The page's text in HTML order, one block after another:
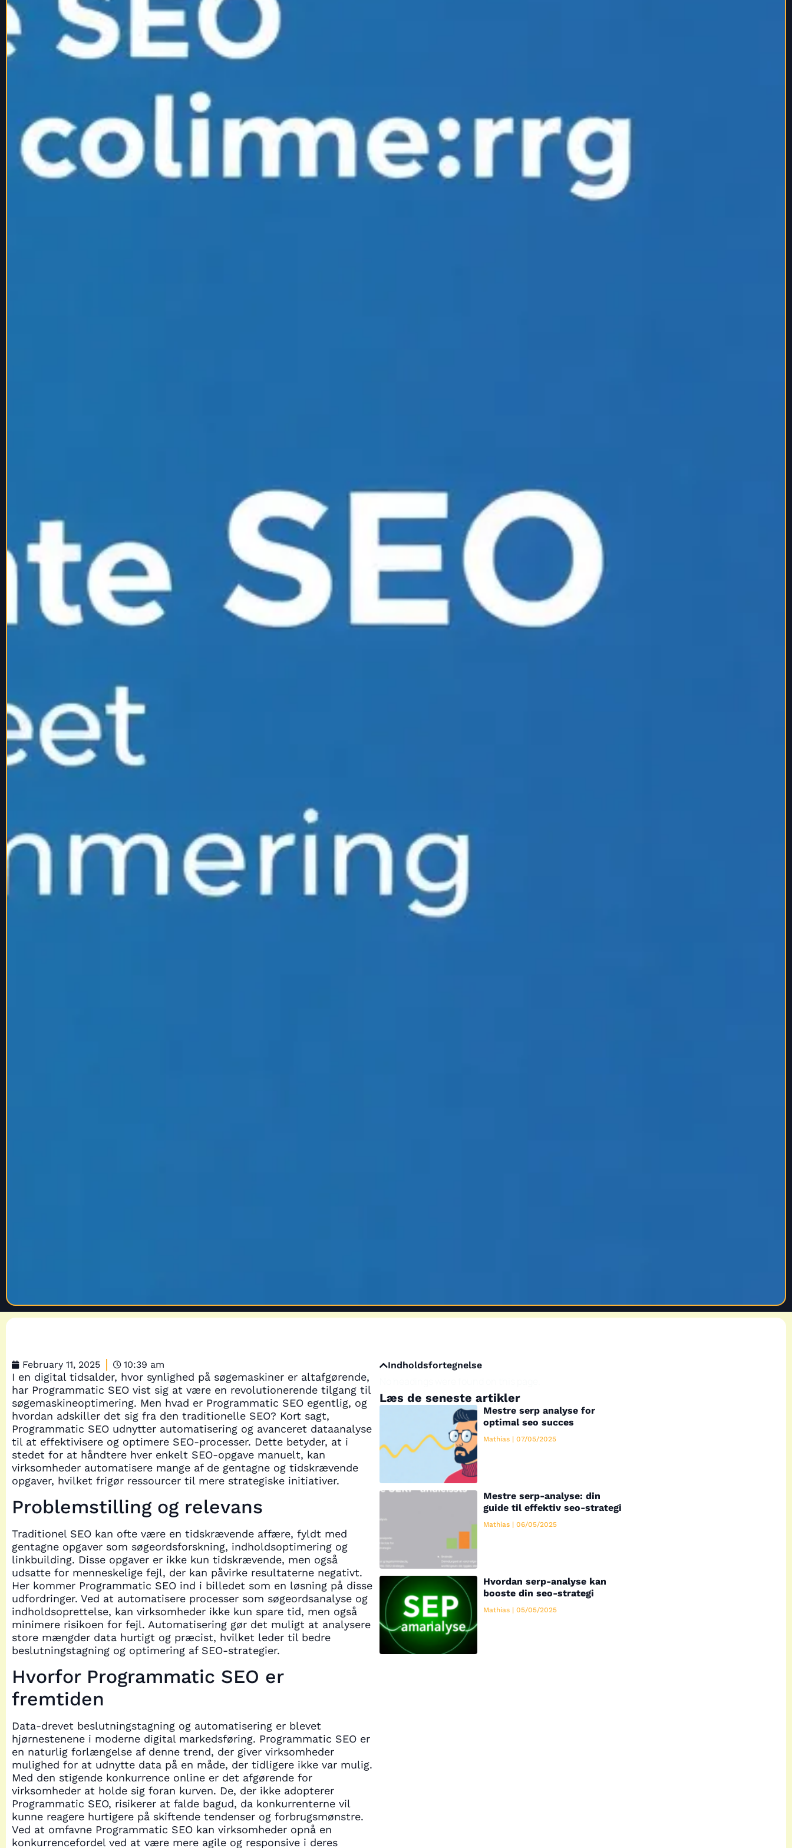
Indholdsfortegnelse
Læs de seneste artikler
Mestre serp analyse for
optimal seo succes
Mathias 07/05/2025
Mestre serp-analyse: din
guide til effektiv seo-strategi
Mathias 06/05/2025
Hvordan serp-analyse kan
booste din seo-strategi
Mathias 05/05/2025
February 11, 2025 10:39 am
I en digital tidsalder, hvor synlighed på søgemaskiner er altafgørende,
har Programmatic SEO vist sig at være en revolutionerende tilgang til
søgemaskineoptimering. Men hvad er Programmatic SEO egentlig, og
hvordan adskiller det sig fra den traditionelle SEO? Kort sagt,
Programmatic SEO udnytter automatisering og avanceret dataanalyse
til at effektivisere og optimere SEO-processer. Dette betyder, at i
stedet for at håndtere hver enkelt SEO-opgave manuelt, kan
virksomheder automatisere mange af de gentagne og tidskrævende
opgaver, hvilket frigør ressourcer til mere strategiske initiativer.
Problemstilling og relevans
Traditionel SEO kan ofte være en tidskrævende affære, fyldt med
gentagne opgaver som søgeordsforskning, indholdsoptimering og
linkbuilding. Disse opgaver er ikke kun tidskrævende, men også
udsatte for menneskelige fejl, der kan påvirke resultaterne negativt.
Her kommer Programmatic SEO ind i billedet som en løsning på disse
udfordringer. Ved at automatisere processer som søgeordsanalyse og
indholdsoprettelse, kan virksomheder ikke kun spare tid, men også
minimere risikoen for fejl. Automatisering gør det muligt at analysere
store mængder data hurtigt og præcist, hvilket leder til bedre
beslutningstagning og optimering af SEO-strategier.
Hvorfor Programmatic SEO er
fremtiden
Data-drevet beslutningstagning og automatisering er blevet
hjørnestenene i moderne digital markedsføring. Programmatic SEO er
en naturlig forlængelse af denne trend, der giver virksomheder
mulighed for at udnytte data på en måde, der tidligere ikke var mulig.
Med den stigende konkurrence online er det afgørende for
virksomheder at holde sig foran kurven. De, der ikke adopterer
Programmatic SEO, risikerer at falde bagud, da konkurrenterne vil
kunne reagere hurtigere på skiftende tendenser og forbrugsmønstre.
Ved at omfavne Programmatic SEO kan virksomheder opnå en
konkurrencefordel ved at være mere agile og responsive i deres